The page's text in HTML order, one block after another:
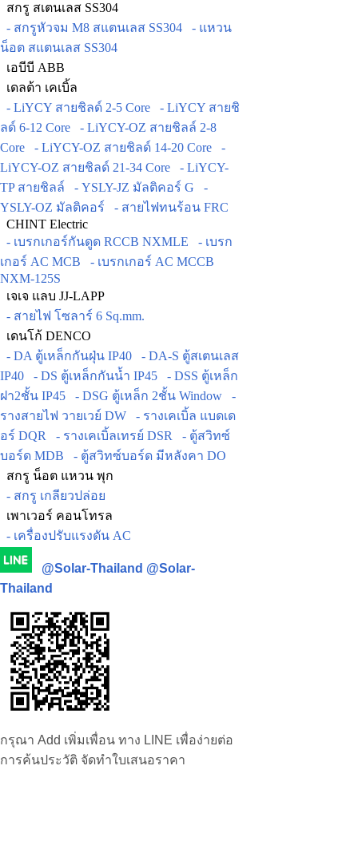
สกรู สเตนเลส SS304
- สกรูหัวจม M8 สแตนเลส SS304
- แหวน
น็อต สแตนเลส SS304
เอบีบี ABB
เดลต้า เคเบิ้ล
- LiYCY สายชิลด์ 2-5 Core
- LiYCY สายชิ
ลด์ 6-12 Core
- LiYCY-OZ สายชิลล์ 2-8
Core
- LiYCY-OZ สายชิลด์ 14-20 Core
-
LiYCY-OZ สายชิลด์ 21-34 Core
- LiYCY-
TP สายชิลล์
- YSLY-JZ มัลติคอร์ G
-
YSLY-OZ มัลติคอร์
- สายไฟทนร้อน FRC
CHINT Electric
- เบรกเกอร์กันดูด RCCB NXMLE
- เบรก
เกอร์ AC MCB
- เบรกเกอร์ AC MCCB
NXM-125S
เจเจ แลบ JJ-LAPP
- สายไฟ โซลาร์ 6 Sq.mm.
เดนโก้ DENCO
- DA ตู้เหล็กกันฝุ่น IP40
- DA-S ตู้สเตนเลส
IP40
- DS ตู้เหล็กกันน้ำ IP45
- DSS ตู้เหล็ก
ฝา2ชั้น IP45
- DSG ตู้เหล็ก 2ชั้น Window
-
รางสายไฟ วายเวย์ DW
- รางเคเบิ้ล แบดเด
อร์ DQR
- รางเคเบิ้ลเทรย์ DSR
- ตู้สวิทซ์
บอร์ด MDB
- ตู้สวิทซ์บอร์ด มีหลังคา DO
สกรู น็อต แหวน พุก
- สกรู เกลียวปล่อย
เพาเวอร์ คอนโทรล
- เครื่องปรับแรงดัน AC
@Solar-Thailand @Solar-
Thailand
กรุณา Add เพิ่มเพื่อน ทาง LINE เพื่อง่ายต่อ
การค้นประวัติ จัดทำใบเสนอราคา